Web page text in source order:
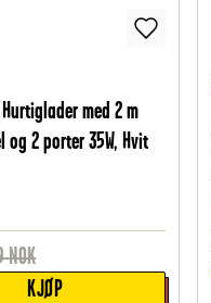
med 2 m
og 2 porter 35W, Hvit
NOK
KJØP